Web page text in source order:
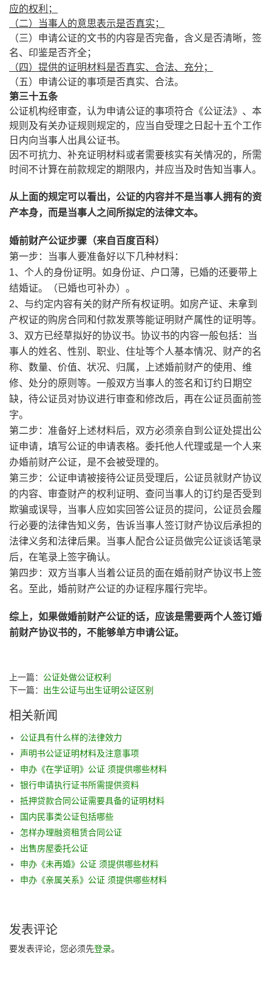
应的权利；
（二）当事人的意思表示是否真实；
（三）申请公证的文书的内容是否完备，含义是否清晰，签
名、印鉴是否齐全；
（四）提供的证明材料是否真实、合法、充分；
（五）申请公证的事项是否真实、合法。
第三十五条
公证机构经审查，认为申请公证的事项符合《公证法》、本
规则及有关办证规则规定的，应当自受理之日起十五个工作
日内向当事人出具公证书。
因不可抗力、补充证明材料或者需要核实有关情况的，所需
时间不计算在前款规定的期限内，并应当及时告知当事人。
从上面的规定可以看出，公证的内容并不是当事人拥有的资
产本身，而是当事人之间所拟定的法律文本。
婚前财产公证步骤（来自百度百科）
第一步：当事人要准备好以下几种材料：
1、个人的身份证明。如身份证、户口薄，已婚的还要带上
结婚证。（已婚也可补办）。
2、与约定内容有关的财产所有权证明。如房产证、未拿到
产权证的购房合同和付款发票等能证明财产属性的证明等。
3、双方已经草拟好的协议书。协议书的内容一般包括：当
事人的姓名、性别、职业、住址等个人基本情况、财产的名
称、数量、价值、状况、归属，上述婚前财产的使用、维
修、处分的原则等。一般双方当事人的签名和订约日期空
缺，待公证员对协议进行审查和修改后，再在公证员面前签
字。
第二步：准备好上述材料后，双方必须亲自到公证处提出公
证申请，填写公证的申请表格。委托他人代理或是一个人来
办婚前财产公证，是不会被受理的。
第三步：公证申请被接待公证员受理后，公证员就财产协议
的内容、审查财产的权利证明、查问当事人的订约是否受到
欺骗或误导，当事人应如实回答公证员的提问，公证员会履
行必要的法律告知义务，告诉当事人签订财产协议后承担的
法律义务和法律后果。当事人配合公证员做完公证谈话笔录
后，在笔录上签字确认。
第四步：双方当事人当着公证员的面在婚前财产协议书 上签
名。至此，婚前财产公证的办证程序履行完毕。
综上，如果做婚前财产公证的话，应该是需要两个人签订婚
前财产协议书的，不能够单方申请公证。
上一篇： 公证处做公证权利
下一篇： 出生公证与出生证明公证区别
相关新闻
公证具有什么样的法律效力
声明书公证证明材料及注意事项
申办《在学证明》公证 须提供哪些材料
银行申请执行证书所需提供资料
抵押贷款合同公证需要具备的证明材料
国内民事类公证包括哪些
怎样办理融资租赁合同公证
出售房屋委托公证
申办《未再婚》公证 须提供哪些材料
申办《亲属关系》公证 须提供哪些材料
发表评论
要发表评论，您必须先登录。